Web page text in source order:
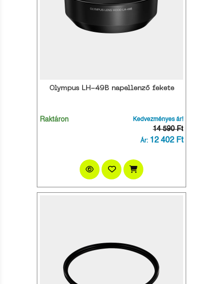
Olympus LH-49B napellenző fekete
Raktáron Kedvezményes ár!
14 590 Ft
Ár: 12 402 Ft